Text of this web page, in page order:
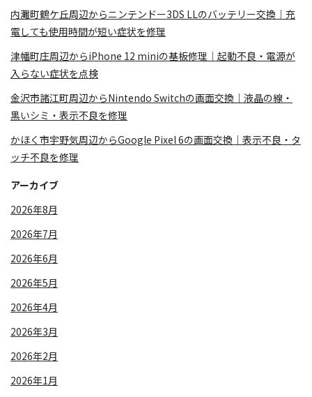
内灘町鶴ケ丘周辺からニンテンドー3DS LLのバッテリー交換｜充
電しても使用時間が短い症状を修理
津幡町庄周辺からiPhone 12 miniの基板修理｜起動不良・電源が
入らない症状を点検
金沢市諸江町周辺からNintendo Switchの画面交換｜液晶の線・
黒いシミ・表示不良を修理
かほく市宇野気周辺からGoogle Pixel 6の画面交換｜表示不良・タ
ッチ不良を修理
アーカイブ
2026年8月
2026年7月
2026年6月
2026年5月
2026年4月
2026年3月
2026年2月
2026年1月